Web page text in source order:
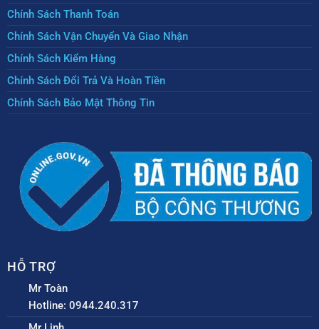
Chính Sách Thanh Toán
Chính Sách Vận Chuyển Và Giao Nhận
Chính Sách Kiểm Hàng
Chính Sách Đổi Trả Và Hoàn Tiền
Chính Sách Bảo Mật Thông Tin
HỖ TRỢ
Mr Toàn
Hotline: 0944.240.317